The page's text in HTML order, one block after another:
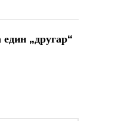
„другар“